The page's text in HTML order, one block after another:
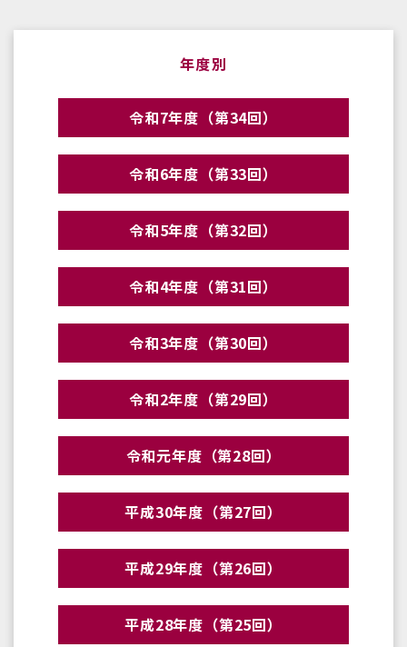
年度別
令和7年度（第34回）
令和6年度（第33回）
令和5年度（第32回）
令和4年度（第31回）
令和3年度（第30回）
令和2年度（第29回）
令和元年度（第28回）
平成30年度（第27回）
平成29年度（第26回）
平成28年度（第25回）